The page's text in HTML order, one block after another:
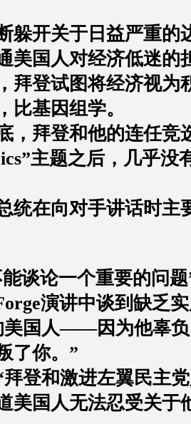
躲开关于日益严重的
美国人对经济低迷的
拜登试图将经济视为
比基因组学。
，拜登和他的连任竞
主题之后，几乎没
统在向对手讲话时主
谈论一个重要的问
演讲中谈到缺乏
美国人——因为他辜
了你。”
登和激进左翼民主
美国人无法忍受关于